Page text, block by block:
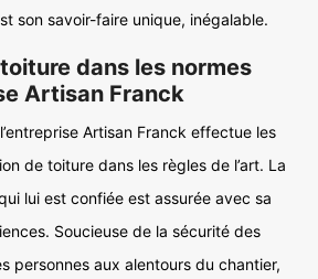
son savoir-faire unique, inégalable.
dans les normes
Artisan Franck
Artisan Franck effectue les
de toiture dans les règles de l’art. La
lui est confiée est assurée avec sa
Soucieuse de la sécurité des
personnes aux alentours du chantier,